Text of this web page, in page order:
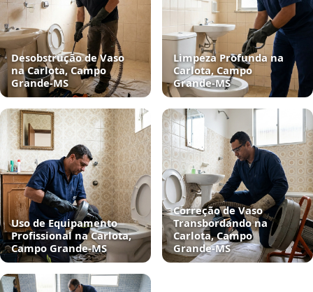
Desobstrução de Vaso
na Carlota, Campo
Grande‑MS
Limpeza Profunda na
Carlota, Campo
Grande‑MS
Uso de Equipamento
Profissional na Carlota,
Campo Grande‑MS
Correção de Vaso
Transbordando na
Carlota, Campo
Grande‑MS